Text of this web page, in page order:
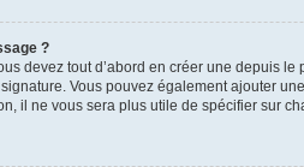
?
devez tout d’abord en créer une depuis
Vous pouvez également ajouter
il ne vous sera plus utile de spécifier sur